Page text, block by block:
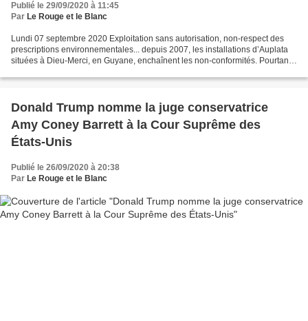
Publié le 29/09/2020 à 11:45
Par Le Rouge et le Blanc
Lundi 07 septembre 2020 Exploitation sans autorisation, non-respect des
prescriptions environnementales... depuis 2007, les installations d’Auplata
situées à Dieu-Merci, en Guyane, enchaînent les non-conformités. Pourtant,
Donald Trump nomme la juge conservatrice
Amy Coney Barrett à la Cour Suprême des
États-Unis
Publié le 26/09/2020 à 20:38
Par Le Rouge et le Blanc